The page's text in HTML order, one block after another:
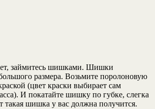
займитесь шишками. Шишки
размера. Возьмите поролоновую
(цвет краски выбирает сам
И покатайте шишку по губке, слегка
такая шишка у вас должна получится.